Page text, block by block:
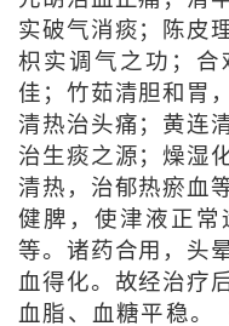
实破气消痰；陈皮
枳实调气之功；合
佳；竹茹清胆和胃
清热治头痛；黄连
治生痰之源；燥湿
清热，治郁热瘀血
健脾，使津液正常
等。诸药合用，头
血得化。故经治疗
血脂、血糖平稳。